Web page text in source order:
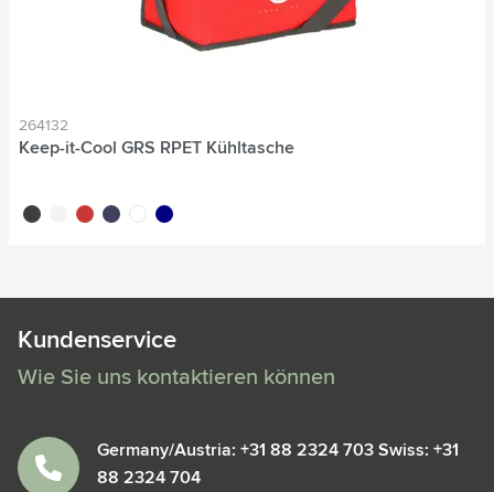
264132
Keep-it-Cool GRS RPET Kühltasche
noir blancrougebleu marine
blanc/blanc
nouvelle marine
Kundenservice
Wie Sie uns kontaktieren können
Germany/Austria: +31 88 2324 703 Swiss: +31
88 2324 704